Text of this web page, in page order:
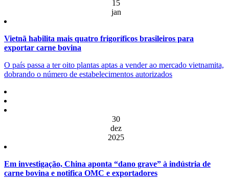
15
jan
Vietnã habilita mais quatro frigoríficos brasileiros para
exportar carne bovina
O país passa a ter oito plantas aptas a vender ao mercado vietnamita,
dobrando o número de estabelecimentos autorizados
30
dez
2025
Em investigação, China aponta “dano grave” à indústria de
carne bovina e notifica OMC e exportadores